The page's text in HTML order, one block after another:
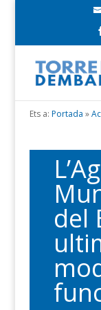
Ets a: Portada »
del